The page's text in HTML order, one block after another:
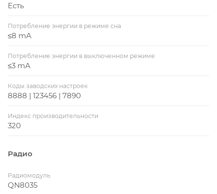
Есть
Потребление энергии в режиме сна
≤8 mA
Потребление энергии в выключенном режиме
≤3 mA
Коды заводских настроек
8888 | 123456 | 7890
Индекс производительности
320
Радио
Радиомодуль
QN8035